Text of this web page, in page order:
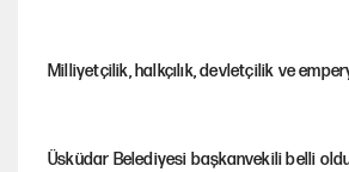
Milliyetçilik, halkçılık, devletçilik ve
Üsküdar Belediyesi başkanvekili belli